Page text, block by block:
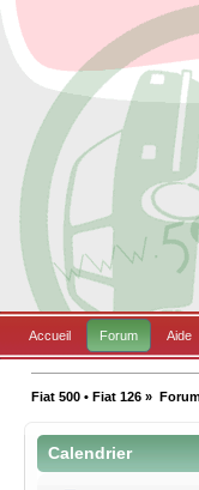
Accueil Forum Aide
Fiat 500 • Fiat 126 »
Calendrier